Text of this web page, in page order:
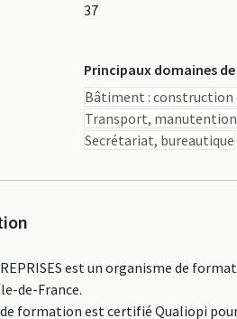
37
Principaux domaines
Bâtiment : construction
Transport,
Secrétariat, bureautique
est un organisme de
de-France.
formation est certifié Qualiopi